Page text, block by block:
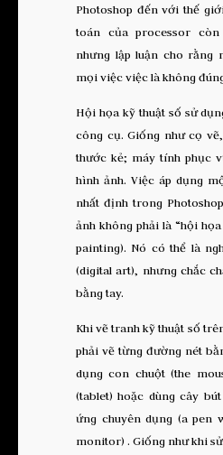
Photoshop đến với thế
toán của processor
nhưng lập luận cho rằng
mọi việc việc là không
Hội họa kỹ thuật số sử
công cụ. Giống như cọ
thước kẻ; máy tính phục
hình ảnh. Việc áp dụng
nhất định trong
ảnh không phải là “hội
painting). Nó có thể là
(digital art), nhưng chắc
bằng tay.
Khi vẽ tranh kỹ thuật số
phải vẽ từng đường nét
dụng con chuột (the
(tablet) hoặc dùng cây
ứng chuyên dụng (a pen
monitor) . Giống như khi